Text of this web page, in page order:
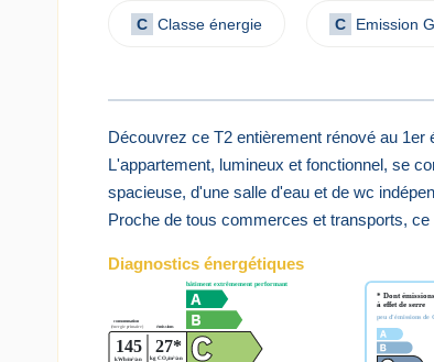
C Classe énergie C Emission
Découvrez ce T2 entièrement rénové au 1er
L'appartement, lumineux et fonctionnel, se
spacieuse, d'une salle d'eau et de wc
Proche de tous commerces et transports,
Diagnostics énergétiques